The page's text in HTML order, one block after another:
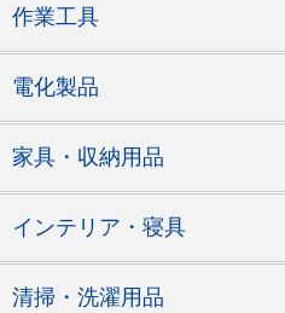
作業工具
電化製品
家具・収納用品
インテリア・寝具
清掃・洗濯用品